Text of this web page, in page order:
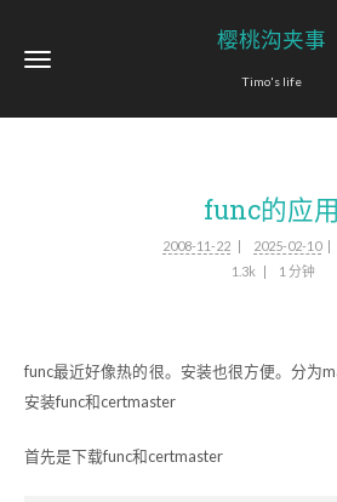
樱桃沟夹事
Timo's life
func的应用
2008-11-22 2025-02-10
1.3k
1 分钟
func最近好像热的很。安装也很方便。分为
安装func和certmaster
首先是下载func和certmaster